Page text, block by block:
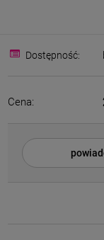
Dostępność:
Cena: